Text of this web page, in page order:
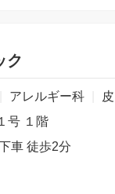
ク
アレルギー科
皮膚科
号 １階
車 徒歩2分